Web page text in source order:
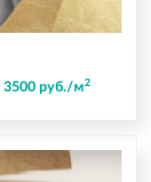
3500 руб./м2